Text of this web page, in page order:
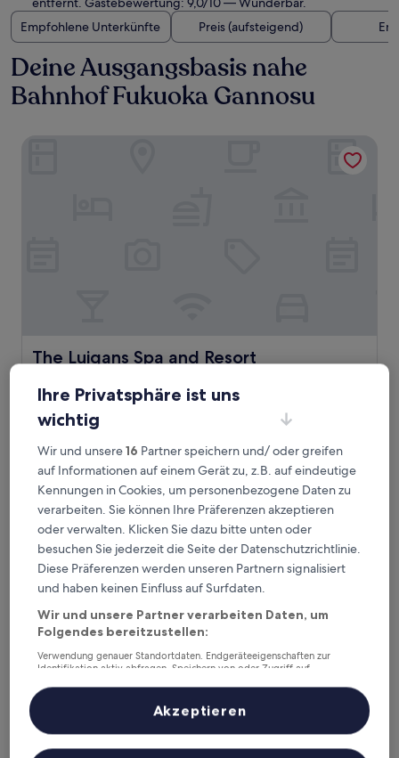
Empfohlene Unterkünfte
Preis (aufsteigend)
Deine Ausgangsbasis nahe
Bahnhof Fukuoka Gannosu
The Luigans Spa and Resort
The Luigans Spa and Resort
Sterne-
Unterkunft
4,2 km von Bahnhof Fukuoka Gannosu entfernt
8.8
10,
Hervorragend,
(526
Bewertungen)
8,8/10 Hervorragend
Der
Preis
beträgt
124 €
124 €
31. Aug.–1. Sept.
Hotel Japanesque Fukuoka
Hotel Japanesque Fukuoka
Hotel Japanesque Fukuoka
Ihre Privatsphäre ist uns
wichtig
Wir und unsere16 Partner speichern und/ oder greifen
auf Informationen auf einem Gerät zu, z.B. auf eindeutige
Kennungen in Cookies, um personenbezogene Daten zu
verarbeiten. Sie können Ihre Präferenzen akzeptieren
oder verwalten. Klicken Sie dazu bitte unten oder
besuchen Sie jederzeit die Seite der Datenschutzrichtlinie.
Diese Präferenzen werden unseren Partnern signalisiert
und haben keinen Einfluss auf Surfdaten.
Wir und unsere Partner verarbeiten Daten, um
Folgendes bereitzustellen:
Verwendung genauer Standortdaten. Endgeräteeigenschaften zur
Identifikation aktiv abfragen. Speichern von oder Zugriff auf
Inhalte, Messung von Werbeleistung und der Performance von Inhalten,
Zielgruppenforschung sowie Entwicklung und Verbesserung von
Liste der Partner (Lieferanten)
Akzeptieren